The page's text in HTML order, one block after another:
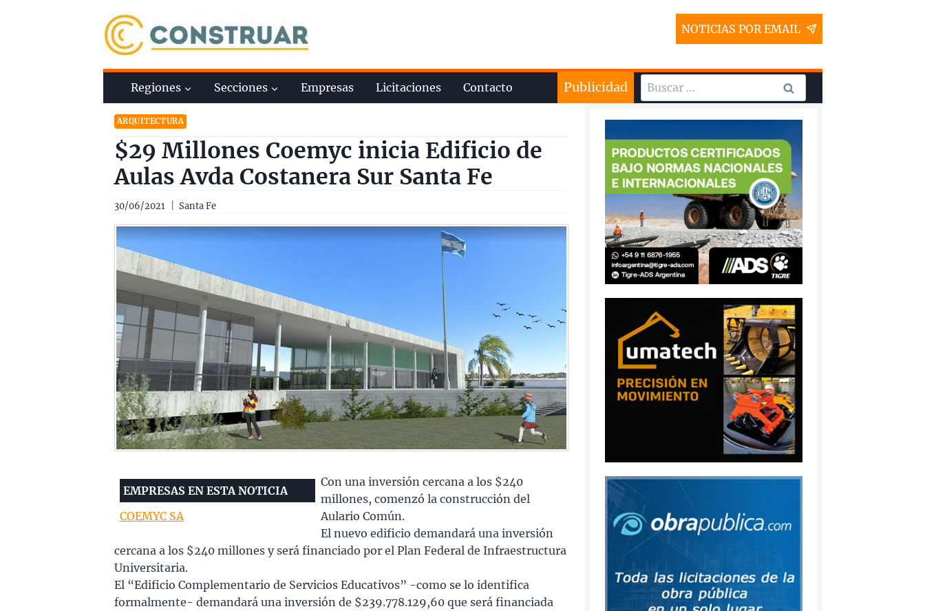
NOTICIAS POR EMAIL
Regiones Secciones Empresas Licitaciones Contacto Publicidad Buscar:
ARQUITECTURA
$29 Millones Coemyc inicia Edificio de
Aulas Avda Costanera Sur Santa Fe
30/06/2021 Santa Fe
EMPRESAS EN ESTA NOTICIA
COEMYC SA
Con una inversión cercana a los $240
millones, comenzó la construcción del
Aulario Común.
El nuevo edificio demandará una inversión
cercana a los $240 millones y será financiado por el Plan Federal de Infraestructura
Universitaria.
El “Edificio Complementario de Servicios Educativos” -como se lo identifica
formalmente- demandará una inversión de $239.778.129,60 que será financiada